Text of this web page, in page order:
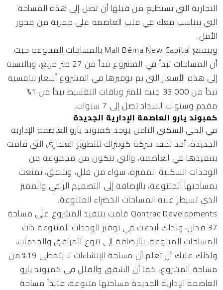
التجارية التي تستطيع من قبلها أن تصل إلى هذه المساحة
التي تتناسب معك في قلب العاصمة على مقربة من محور
الأمل.
ويتمتع Mall Béma New Capital بالمساحات المتنوعة حيث
أن المساحات تبدأ في المشروع تبدأ من 27 متر مربع، وبالنسبة
إلى هذه الأسعار التي تم توفيرها في المشروع أسعار تنافسية
تبدأ من 33,000 جنيه للمتر وباقات التقسيط تبدأ من 1%
مقدم وسنوات السداد تصل إلى 7 سنوات.
كمبوند يارو العاصمة الإدارية الجديدة
في الحي السكني الثامن يوجد كمبوند يارو العاصمة الإدارية
الجديدة، أحد تحف شركة كونتراك للتطوير العقاري التي قامت
بتنفيذها في العاصمة، والتي تتكون من مجموعة من
الوحدات السكنية المميزة، سواء من فلل، وشقق، تمتعت
بمساحتها المتنوعة، بالإضافة إلى التصميم الراقي والمميز
الذي تسيطر عليه المساحات الخضراء المتنوعة.
Qontrac Developments قامت بتنفيذ المشروع على مساحة
37 فدان، ولذلك أبدعت في توفير الوحدات المتنوعة ذات
المساحات المتنوعة، بالإضافة إلى تنوع المرافق والخدمات،
ولذلك عليك أن تعلم أن مساحة الإنشاءات لا يتخطى 19% من
مساحة المشروع، كما أن الشقق والفلل في كمبوند يارو
العاصمة الإدارية الجديدة مساحتها متنوعة، فتبدأ مساحة